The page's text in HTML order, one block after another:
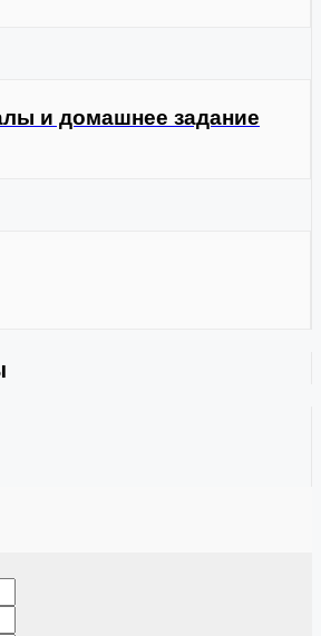
и домашнее задание